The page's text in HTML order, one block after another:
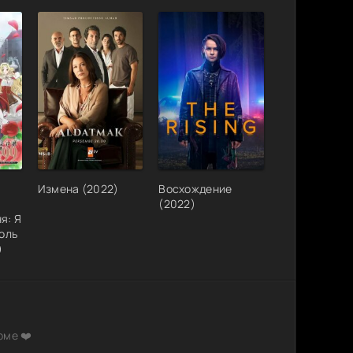
1.64 GB
MP3
1.56 GB 2
0
| P
10.24
GB
0 1
686.26
MB
1 0
1.17 GB 1
266.08
MB
1
Я
Измена (2022)
Восхождение
(2022)
❤️